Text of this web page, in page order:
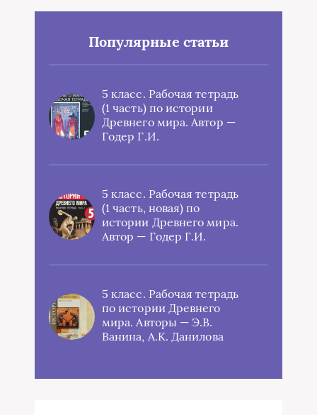
Популярные статьи
5 класс. Рабочая тетрадь
(1 часть) по истории
Древнего мира. Автор —
Годер Г.И.
5 класс. Рабочая тетрадь
(1 часть, новая) по
истории Древнего мира.
Автор — Годер Г.И.
5 класс. Рабочая тетрадь
по истории Древнего
мира. Авторы — Э.В.
Ванина, А.К. Данилова